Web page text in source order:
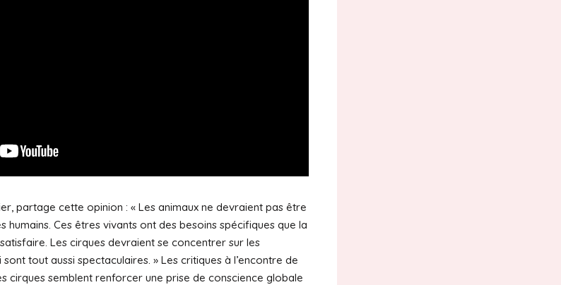
partage cette opinion : « Les animaux ne devraient pas être
humains. Ces êtres vivants ont des besoins spécifiques que la
Les cirques devraient se concentrer sur les
tout aussi spectaculaires. » Les critiques à l’encontre de
cirques semblent renforcer une prise de conscience globale